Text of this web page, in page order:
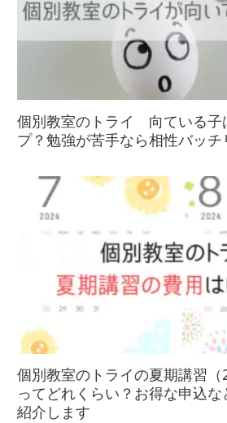
個別教室のトライ 向ている子
プ？勉強が苦手なら相性バッチ
個別教室のトライの夏期講習（
ってどれくらい？お得な申込
紹介します